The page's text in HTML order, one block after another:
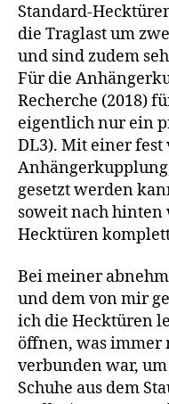
Standard-
die Traglast um
und sind zudem
Für die
Recherche (2018)
eigentlich nur ein
DL3). Mit einer fest
gesetzt werden
soweit nach hinten
Hecktüren
Bei meiner
und dem von mir
ich die Hecktüren
öffnen, was
verbunden war,
Schuhe aus dem